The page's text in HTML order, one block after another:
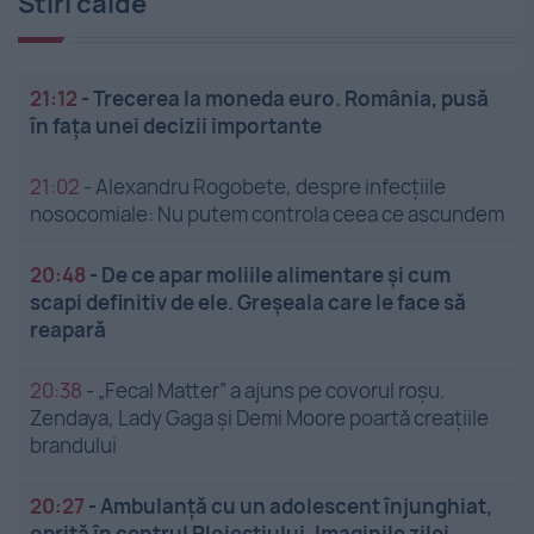
21:12 -Trecerea la moneda euro. România, pusă
în fața unei decizii importante
21:02 -Alexandru Rogobete, despre infecțiile
nosocomiale: Nu putem controla ceea ce ascundem
20:48 - De ce apar moliile alimentare și cum
scapi definitiv de ele. Greșeala care le face să
reapară
20:38 - „Fecal Matter” a ajuns pe covorul roșu.
Zendaya, Lady Gaga și Demi Moore poartă creațiile
brandului
20:27 -Ambulanță cu un adolescent înjunghiat,